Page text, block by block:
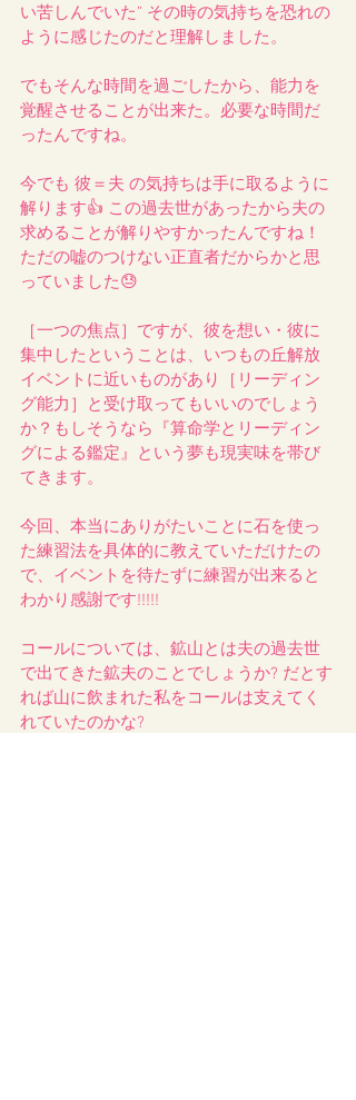
い苦しんでいた” その時の気持ちを恐れの
ように感じたのだと理解しました。
でもそんな時間を過ごしたから、能力を
覚醒させることが出来た。必要な時間だ
ったんですね。
今でも 彼＝夫 の気持ちは手に取るように
解ります👍 この過去世があったから夫の
求めることが解りやすかったんですね！
ただの嘘のつけない正直者だからかと思
っていました😓
［一つの焦点］ですが、彼を想い・彼に
集中したということは、いつもの丘解放
イベントに近いものがあり［リーディン
グ能力］と受け取ってもいいのでしょう
か？もしそうなら『算命学とリーディン
グによる鑑定』という夢も現実味を帯び
てきます。
今回、本当にありがたいことに石を使っ
た練習法を具体的に教えていただけたの
で、イベントを待たずに練習が出来ると
わかり感謝です!!!!!
コールについては、鉱山とは夫の過去世
で出てきた鉱夫のことでしょうか? だとす
れば山に飲まれた私をコールは支えてく
れていたのかな?